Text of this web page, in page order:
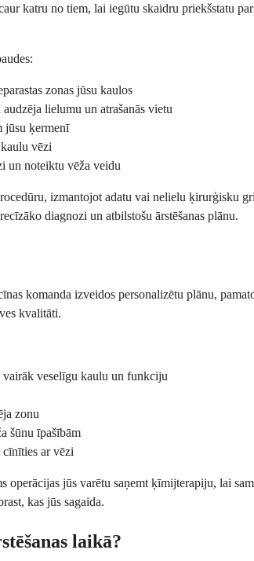
katru no tiem, lai iegūtu skaidru priekšstatu
zonas jūsu kaulos
lielumu un atrašanās vietu
jūsu ķermenī
vēzi
un noteiktu vēža veidu
izmantojot adatu vai nelielu ķirurģisku
diagnozi un atbilstošu ārstēšanas plānu.
komanda izveidos personalizētu plānu,
kvalitāti.
vairāk veselīgu kaulu un funkciju
zonu
šūnu īpašībām
cīnīties ar vēzi
operācijas jūs varētu saņemt ķīmijterapiju, lai
kas jūs sagaida.
laikā?